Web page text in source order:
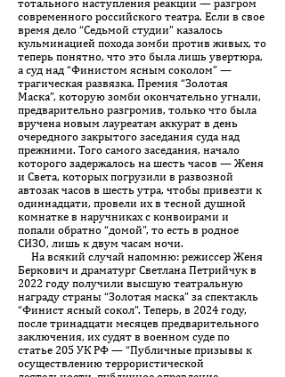
тотального наступления реакции — разгром
современного российского театра. Если в свое
время дело “Седьмой студии” казалось
кульминацией похода зомби против живых, то
теперь понятно, что это была лишь увертюра,
а суд над “Финистом ясным соколом” —
трагическая развязка. Премия “Золотая
Маска”, которую зомби окончательно угнали,
предварительно разгромив, только что была
вручена новым лауреатам аккурат в день
очередного закрытого заседания суда над
прежними. Того самого заседания, начало
которого задержалось на шесть часов — Женя
и Света, которых погрузили в развозной
автозак часов в шесть утра, чтобы привезти к
одиннадцати, провели их в тесной душной
комнатке в наручниках с конвоирами и
попали обратно “домой”, то есть в родное
СИЗО, лишь к двум часам ночи.
На всякий случай напомню: режиссер Женя
Беркович и драматург Светлана Петрийчук в
2022 году получили высшую театральную
награду страны “Золотая маска” за спектакль
“Финист ясный сокол”. Теперь, в 2024 году,
после тринадцати месяцев предварительного
заключения, их судят в военном суде по
статье 205 УК РФ — “Публичные призывы к
осуществлению террористической